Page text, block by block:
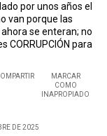
por unos años el
van porque las
se enteran; no
CORRUPCIÓN para
MARCAR
COMO
INAPROPIADO
DE 2025